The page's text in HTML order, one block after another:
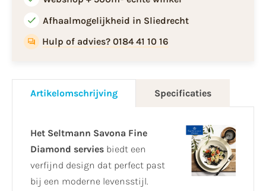
Afhaalmogelijkheid in Sliedrecht
Hulp of advies? 0184 41 10 16
Artikelomschrijving Specificaties
Het Seltmann Savona Fine
Diamond servies biedt een
verfijnd design dat perfect past
bij een moderne levensstijl.